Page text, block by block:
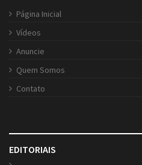
Página Inicial
Vídeos
Anuncie
Quem Somos
Contato
EDITORIAIS